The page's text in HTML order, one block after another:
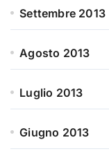
Settembre 2013
Agosto 2013
Luglio 2013
Giugno 2013